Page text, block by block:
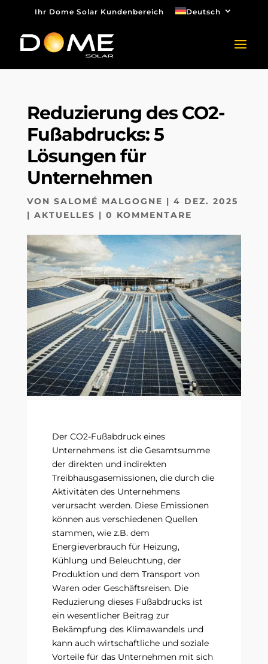
Ihr Dome Solar Kundenbereich Deutsch
Reduzierung des CO2-
Fußabdrucks: 5
Lösungen für
Unternehmen
VON SALOMÉ MALGOGNE | 4 DEZ. 2025
| AKTUELLES | 0 KOMMENTARE
Der CO2-Fußabdruck eines
Unternehmens ist die Gesamtsumme
der direkten und indirekten
Treibhausgasemissionen, die durch die
Aktivitäten des Unternehmens
verursacht werden. Diese Emissionen
können aus verschiedenen Quellen
stammen, wie z.B. dem
Energieverbrauch für Heizung,
Kühlung und Beleuchtung, der
Produktion und dem Transport von
Waren oder Geschäftsreisen. Die
Reduzierung dieses Fußabdrucks ist
ein wesentlicher Beitrag zur
Bekämpfung des Klimawandels und
kann auch wirtschaftliche und soziale
Vorteile für das Unternehmen mit sich